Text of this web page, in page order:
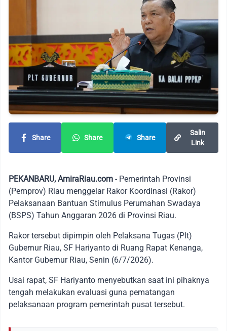
Share Share Share
Salin
Link
PEKANBARU, AmiraRiau.com - Pemerintah Provinsi
(Pemprov) Riau menggelar Rakor Koordinasi (Rakor)
Pelaksanaan Bantuan Stimulus Perumahan Swadaya
(BSPS) Tahun Anggaran 2026 di Provinsi Riau.
Rakor tersebut dipimpin oleh Pelaksana Tugas (Plt)
Gubernur Riau, SF Hariyanto di Ruang Rapat Kenanga,
Kantor Gubernur Riau, Senin (6/7/2026).
Usai rapat, SF Hariyanto menyebutkan saat ini pihaknya
tengah melakukan evaluasi guna pematangan
pelaksanaan program pemerintah pusat tersebut.